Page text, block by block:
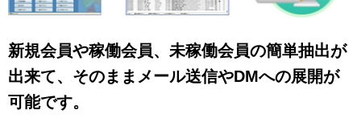
新規会員や稼働会員、未稼働会員の簡単抽出が
出来て、そのままメール送信やDMへの展開が
可能です。